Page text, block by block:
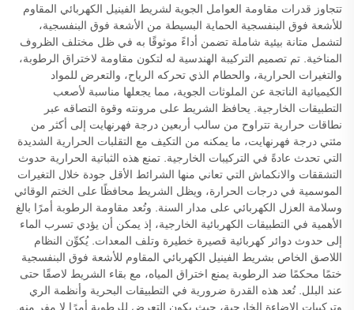
تتجاوز قدرات مقاومة العوامل الجوية لشريط الفينيل الكهربائي المقاوم
للأشعة فوق البنفسجية الحماية البسيطة من الأشعة فوق البنفسجية،
لتشمل متانة بيئية شاملة تضمن أداءً موثوقًا به في ظل مختلف الظروف
المناخية. تم تصميم التركيبة الهندسية له لتكون مقاومة لاختراق الرطوبة،
والتغيرات الحرارية، والحطام الذي تحركه الرياح، والتعرض للمواد
الكيميائية الناتجة عن الملوثات الجوية، مما يجعلها مناسبة لأصعب
التطبيقات الخارجية. يحافظ الشريط على مرونته وقوة التصاقه عبر
نطاقات حرارية تتراوح من سالب أربعين درجة فهرنهايت إلى أكثر من
مئتي درجة فهرنهايت، ما يمكنه من التكيف مع التقلبات الحرارية الشديدة
التي تحدث عادةً في التركيبات الخارجية. تمنع هذه الثباتية الحرارية حدوث
التشققات والانكماش التي تعاني منها الشرائط الأقل جودة خلال التغيرات
الموسمية في درجات الحرارة، ويظل الشريط محافظًا على الختم الوقائي
وسلامة العزل الكهربائي على مدار السنة. وتُعد مقاومة الرطوبة أمرًا بالغ
الأهمية في التطبيقات الكهربائية الخارجية، إذ يمكن أن يؤدي تسرب الماء
إلى حدوث دوائر كهربائية قصيرة خطيرة وتلف المعدات. يُكوِّن النظام
اللاصق الخاص بشريط الفينيل الكهربائي المقاوم للأشعة فوق البنفسجية
ختمًا محكمًا ضد الرطوبة يمنع اختراق المياه، مع بقاء الشريط لاصقًا حتى
عند البلل. تُعد هذه القدرة ضرورية في التطبيقات البحرية وأنظمة الري